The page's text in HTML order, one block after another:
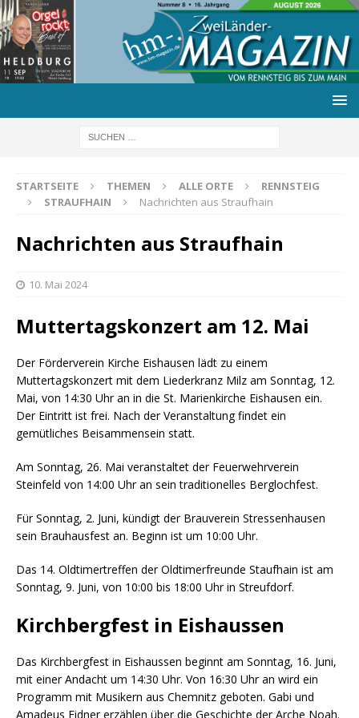
STARTSEITE THEMEN ALLE ORTE
RENNSTEIG
STRAUFHAIN
Nachrichten aus Straufhain
Nachrichten aus Straufhain
10. Mai 2024
Muttertagskonzert am 12. Mai
Der Förderverein Kirche Eishausen lädt zu einem
Muttertagskonzert mit dem Liederkranz Milz am Sonntag, 12.
Mai, von 14:30 Uhr an in die St. Marienkirche Eishausen ein.
Der Eintritt ist frei. Nach der Veranstaltung findet ein
gemütliches Beisammensein statt.
Am Sonntag, 26. Mai veranstaltet der Feuerwehrverein
Steinfeld von 14:00 Uhr an sein traditionelles Berglochfest.
Für Sonntag, 2. Juni, kündigt der Brauverein Stressenhausen
sein Brauhausfest an. Beginn ist um 10:00 Uhr.
Das 14. Oldtimertreffen der Oldtimerfreunde Staufhain ist am
Sonntag, 9. Juni, von 10:00 bis 18:00 Uhr in Streufdorf.
Kirchbergfest in Eishaussen
Das Kirchbergfest in Eishaussen beginnt am Sonntag, 16. Juni,
mit einer Andacht um 14:30 Uhr. Von 16:30 Uhr an wird ein
Programm mit Musikern aus Chemnitz geboten. Gabi und
Amadeus Eidner erzählen über die Geschichte der Arche Noah.